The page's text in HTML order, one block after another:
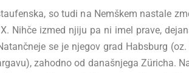
so tudi na Nemškem nastale
Nihče izmed njiju pa ni imel prave,
se je njegov grad Habsburg
zahodno od današnjega Züricha.